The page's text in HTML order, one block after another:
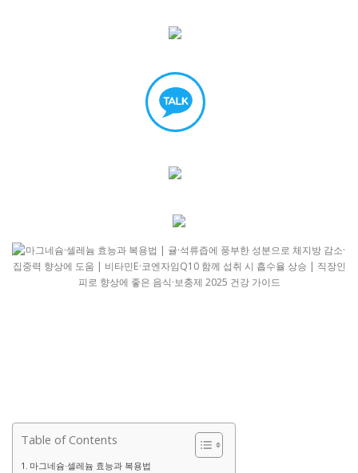
Table of Contents
마그네슘·셀레늄 효능과 복용법